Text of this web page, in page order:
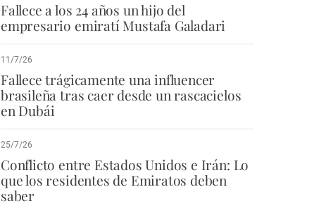
Fallece a los 24 años un hijo del
empresario emiratí Mustafa Galadari
11/7/26
Fallece trágicamente una influencer
brasileña tras caer desde un rascacielos
en Dubái
25/7/26
Conflicto entre Estados Unidos e Irán: Lo
que los residentes de Emiratos deben
saber